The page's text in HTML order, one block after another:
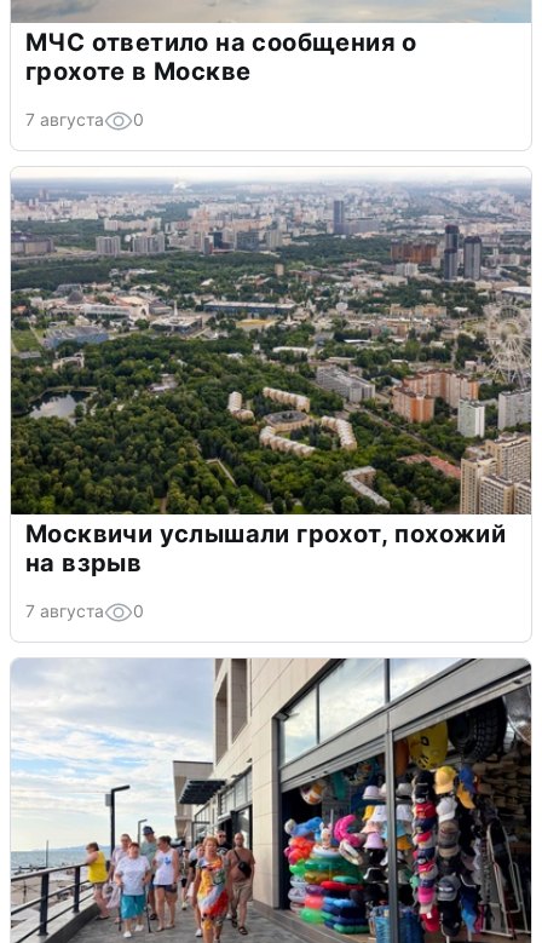
МЧС ответило на сообщения о
грохоте в Москве
7 августа 0
Москвичи услышали грохот, похожий
на взрыв
7 августа 0